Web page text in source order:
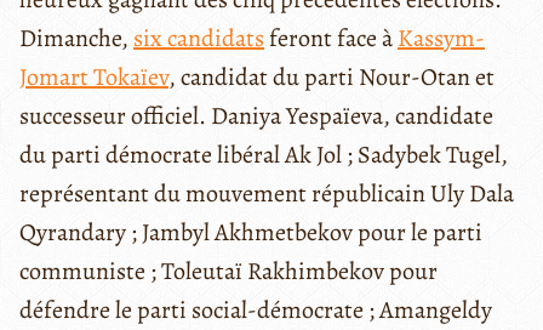
Dimanche, six candidatsferont face àKassym-
Jomart Tokaïev, candidat du parti Nour-Otan et
successeur officiel. Daniya Yespaïeva, candidate
du parti démocrate libéral Ak Jol ; Sadybek Tugel,
représentant du mouvement républicain Uly Dala
Qyrandary ; Jambyl Akhmetbekov pour le parti
communiste ; Toleutaï Rakhimbekov pour
défendre le parti social-démocrate ; Amangeldy